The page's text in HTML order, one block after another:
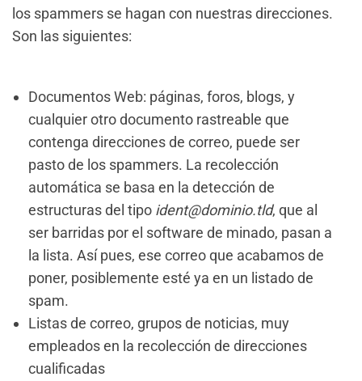
los spammers se hagan con nuestras direcciones.
Son las siguientes:
Documentos Web: páginas, foros, blogs, y
cualquier otro documento rastreable que
contenga direcciones de correo, puede ser
pasto de los spammers. La recolección
automática se basa en la detección de
estructuras del tipo ident@dominio.tld, que al
ser barridas por el software de minado, pasan a
la lista. Así pues, ese correo que acabamos de
poner, posiblemente esté ya en un listado de
spam.
Listas de correo, grupos de noticias, muy
empleados en la recolección de direcciones
cualificadas